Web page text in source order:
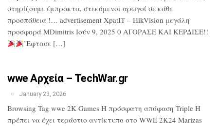
στηρίζουμε έμπρακτα, στεκόμενοι αρωγοί σε κάθε
προσπάθεια !… advertisement XpatIT – HikVision μεγάλη
προσφορά MDimitris Ιούν 9, 2025 0 ΑΓΟΡΑΣΕ ΚΑΙ ΚΕΡΔΙΣΕ!!
’Εφτασε […]
wwe Αρχεία – TechWar.gr
January 23, 2026
Browsing Tag wwe 2K Games Η πρόσφατη απόφαση Triple H
πρέπει να έχει τεράστιο αντίκτυπο στο WWE 2K24 Marizas